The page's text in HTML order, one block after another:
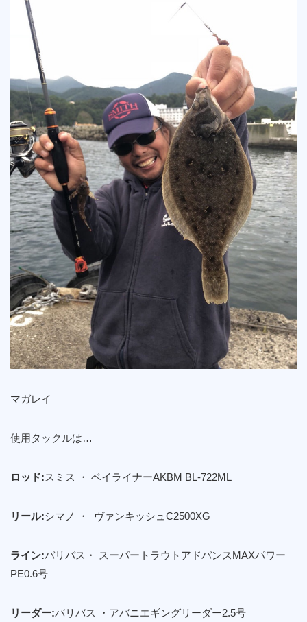
マガレイ
使用タックルは…
ロッド:スミス ・ ベイライナーAKBM BL-722ML
リール:シマノ ・ ヴァンキッシュC2500XG
ライン:バリバス・ スーパートラウトアドバンスMAXパワー
PE0.6号
リーダー:バリバス ・アバニエギングリーダー2.5号